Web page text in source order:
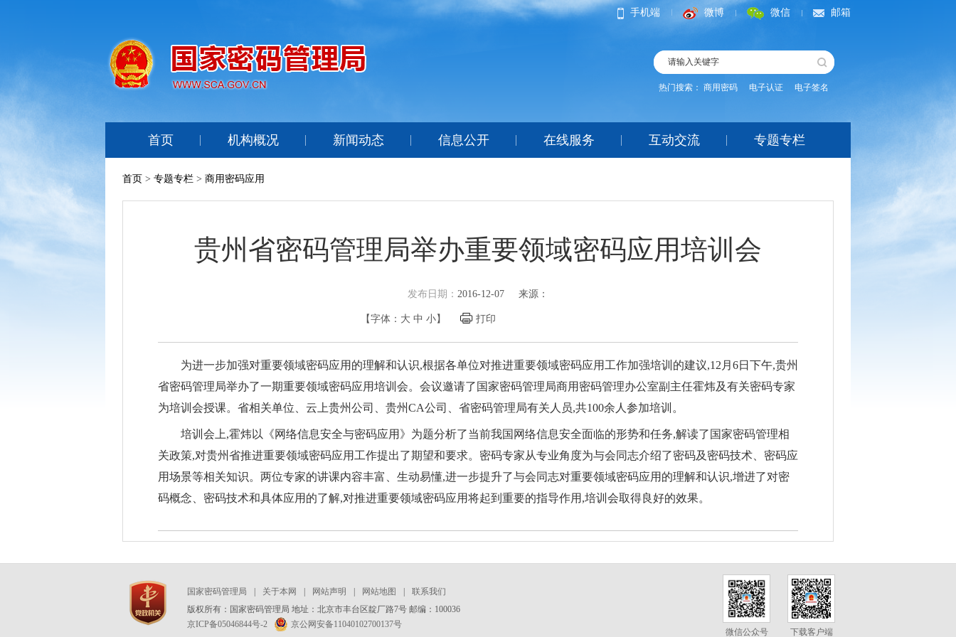
手机端 微博 微信 邮箱
热门搜索： 商用密码 电子认证 电子签名
首页 机构概况 新闻动态 信息公开 在线服务 互动交流 专题专栏
首页 > 专题专栏 > 商用密码应用
贵州省密码管理局举办重要领域密码应用培训会
发布日期： 2016-12-07 来源：
【字体： 大 中 小】 打印
为进一步加强对重要领域密码应用的理解和认识,根据各单位对推进重要领域密码应用工作加强培训的建议,12月6日下午,贵州
省密码管理局举办了一期重要领域密码应用培训会。会议邀请了国家密码管理局商用密码管理办公室副主任霍炜及有关密码专家
为培训会授课。省相关单位、云上贵州公司、贵州CA公司、省密码管理局有关人员,共100余人参加培训。
培训会上,霍炜以《网络信息安全与密码应用》为题分析了当前我国网络信息安全面临的形势和任务,解读了国家密码管理相
关政策,对贵州省推进重要领域密码应用工作提出了期望和要求。密码专家从专业角度为与会同志介绍了密码及密码技术、密码应
用场景等相关知识。两位专家的讲课内容丰富、生动易懂,进一步提升了与会同志对重要领域密码应用的理解和认识,增进了对密
码概念、密码技术和具体应用的了解,对推进重要领域密码应用将起到重要的指导作用,培训会取得良好的效果。
国家密码管理局 关于本网 网站声明 网站地图
联系我们
版权所有：国家密码管理局 地址：北京市丰台区靛厂路7号 邮编：100036
京ICP备05046844号-2
京公网安备11040102700137号
微信公众号 下载客户端